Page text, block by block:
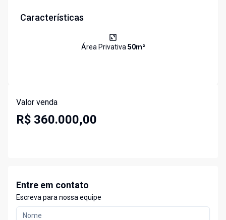
Características
Área Privativa50m²
Valor venda
R$ 360.000,00
Entre em contato
Escreva para nossa equipe